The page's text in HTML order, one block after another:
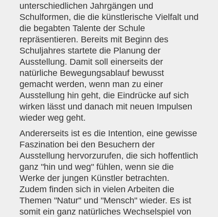
unterschiedlichen Jahrgängen und
Schulformen, die die künstlerische Vielfalt und
die begabten Talente der Schule
repräsentieren. Bereits mit Beginn des
Schuljahres startete die Planung der
Ausstellung. Damit soll einerseits der
natürliche Bewegungsablauf bewusst
gemacht werden, wenn man zu einer
Ausstellung hin geht, die Eindrücke auf sich
wirken lässt und danach mit neuen Impulsen
wieder weg geht.
Andererseits ist es die Intention, eine gewisse
Faszination bei den Besuchern der
Ausstellung hervorzurufen, die sich hoffentlich
ganz "hin und weg" fühlen, wenn sie die
Werke der jungen Künstler betrachten.
Zudem finden sich in vielen Arbeiten die
Themen "Natur" und "Mensch" wieder. Es ist
somit ein ganz natürliches Wechselspiel von